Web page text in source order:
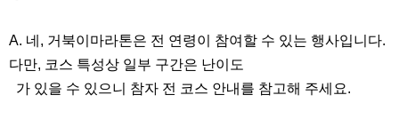
A. 네, 거북이마라톤은 전 연령이 참여할 수 있는 행사입니다.
다만, 코스 특성상 일부 구간은 난이도
가 있을 수 있으니 참자 전 코스 안내를 참고해 주세요.